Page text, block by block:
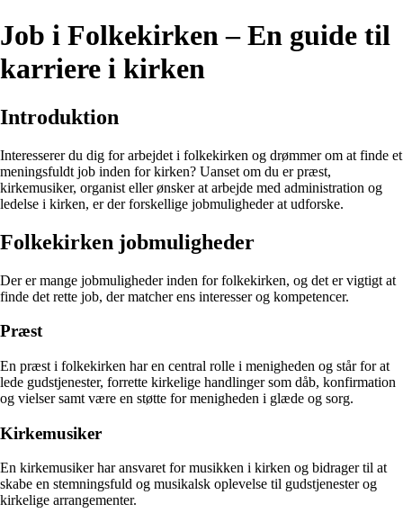
Job i Folkekirken – En guide til
karriere i kirken
Introduktion
Interesserer du dig for arbejdet i folkekirken og drømmer om at finde et
meningsfuldt job inden for kirken? Uanset om du er præst,
kirkemusiker, organist eller ønsker at arbejde med administration og
ledelse i kirken, er der forskellige jobmuligheder at udforske.
Folkekirken jobmuligheder
Der er mange jobmuligheder inden for folkekirken, og det er vigtigt at
finde det rette job, der matcher ens interesser og kompetencer.
Præst
En præst i folkekirken har en central rolle i menigheden og står for at
lede gudstjenester, forrette kirkelige handlinger som dåb, konfirmation
og vielser samt være en støtte for menigheden i glæde og sorg.
Kirkemusiker
En kirkemusiker har ansvaret for musikken i kirken og bidrager til at
skabe en stemningsfuld og musikalsk oplevelse til gudstjenester og
kirkelige arrangementer.